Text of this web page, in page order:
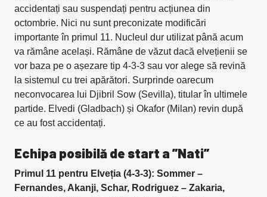
accidentați sau suspendați pentru acțiunea din
octombrie. Nici nu sunt preconizate modificări
importante în primul 11. Nucleul dur utilizat până acum
va rămâne același. Rămâne de văzut dacă elvețienii se
vor baza pe o așezare tip 4-3-3 sau vor alege să revină
la sistemul cu trei apărători. Surprinde oarecum
neconvocarea lui Djibril Sow (Sevilla), titular în ultimele
partide. Elvedi (Gladbach) și Okafor (Milan) revin după
ce au fost accidentați.
Echipa posibilă de start a ”Nati”
Primul 11 pentru Elveția (4-3-3): Sommer –
Fernandes, Akanji, Schar, Rodriguez – Zakaria,